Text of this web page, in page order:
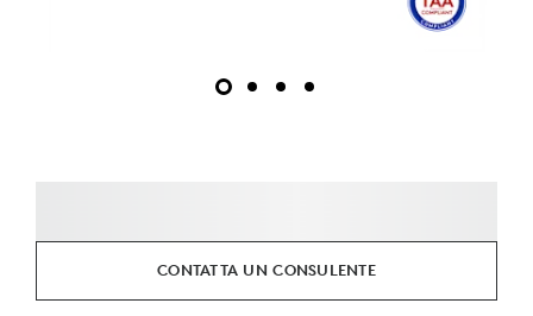
CONTATTA UN CONSULENTE